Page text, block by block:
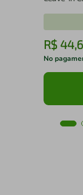
R$ 44,
No